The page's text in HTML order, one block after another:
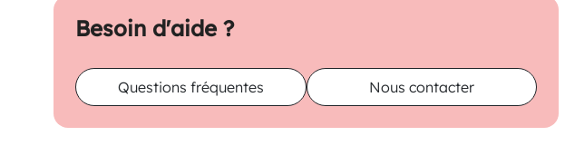
Besoin d'aide ?
Questions fréquentes Nous contacter